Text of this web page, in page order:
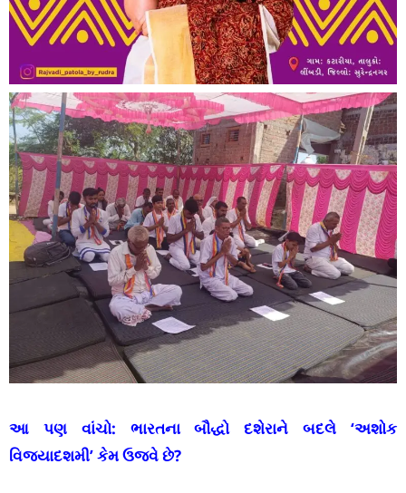
આ પણ વાંચો: ભારતના બૌદ્ધો દશેરાને બદલે ‘અશોક
વિજયાદશમી’ કેમ ઉજવે છે?